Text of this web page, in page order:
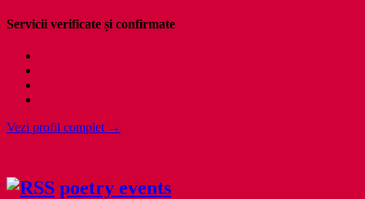
Servicii verificate și confirmate
Vezi profil complet →
poetry events